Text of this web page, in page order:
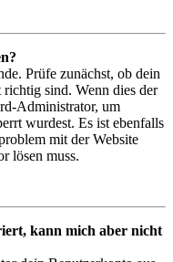
Prüfe zunächst, ob dein
sind. Wenn dies der
Administrator, um
wurdest. Es ist ebenfalls
mit der Website
lösen muss.
kann mich aber nicht